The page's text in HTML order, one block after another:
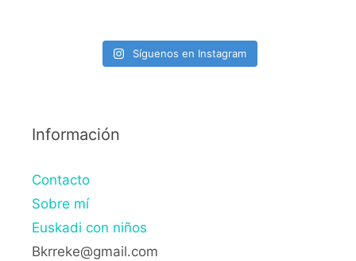
Síguenos en Instagram
Información
Contacto
Sobre mí
Euskadi con niños
Bkrreke@gmail.com